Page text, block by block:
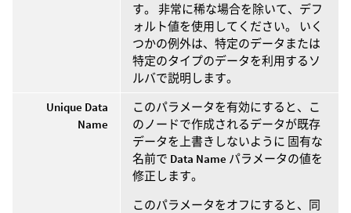
す。 非常に稀な場合を除いて、デフ
ォルト値を使用してください。 いく
つかの例外は、特定のデータまたは
特定のタイプのデータを利用するソ
ルバで説明します。
Unique Data
Name
このパラメータを有効にすると、こ
のノードで作成されるデータが既存
データを上書きしないように 固有な
名前で Data Name パラメータの値を
修正します。
このパラメータをオフにすると、同